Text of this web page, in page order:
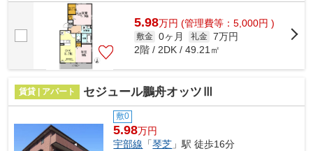
で、衣類や日用品の収納に重宝します...
5.98万円 (管理費等：5,000円 )
敷金 0ヶ月 礼金 7万円
2階 / 2DK / 49.21㎡
賃貸 | アパート セジュール鵬舟オッツⅢ
敷0
5.98万円
宇部線 「琴芝 」駅 徒歩16分